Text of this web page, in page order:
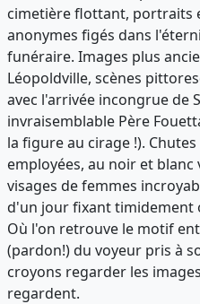
cimetière flottant, portraits
anonymes figés dans
funéraire. Images plus
Léopoldville, scènes
avec l'arrivée incongrue de
invraisemblable Père
la figure au cirage !).
employées, au noir et
visages de femmes
d'un jour fixant timidement
Où l'on retrouve le motif
(pardon!) du voyeur pris à
croyons regarder les
regardent.